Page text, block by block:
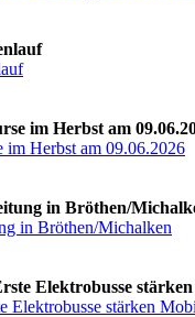
im Herbst am
im Herbst am 09.06.2026
in Bröthen/
in Bröthen/Michalken
Elektrobusse
Elektrobusse stärken